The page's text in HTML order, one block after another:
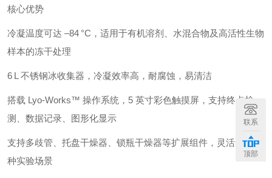
核心优势
冷凝温度可达 –84 °C，适用于有机溶剂、水混合物及高活性生物
样本的冻干处理
6 L 不锈钢冰收集器，冷凝效率高，耐腐蚀，易清洁
搭载 Lyo‑Works™ 操作系统，5 英寸彩色触摸屏，支持终点检
测、数据记录、图形化显示
支持多歧管、托盘干燥器、锁瓶干燥器等扩展组件，灵活适应多
种实验场景
联系
顶部